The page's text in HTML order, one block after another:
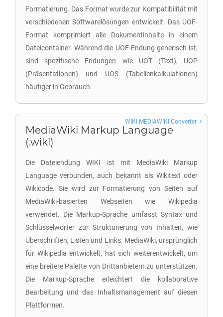
Formatierung. Das Format wurde zur Kompatibilität mit
verschiedenen Softwarelösungen entwickelt. Das UOF-
Format komprimiert alle Dokumentinhalte in einem
Dateicontainer. Während die UOF-Endung generisch ist,
sind spezifische Endungen wie UOT (Text), UOP
(Präsentationen) und UOS (Tabellenkalkulationen)
häufiger in Gebrauch.
MediaWiki Markup Language
(.wiki)
Die Dateiendung WIKI ist mit MediaWiki Markup
Language verbunden, auch bekannt als Wikitext oder
Wikicode. Sie wird zur Formatierung von Seiten auf
MediaWiki-basierten Webseiten wie Wikipedia
verwendet. Die Markup-Sprache umfasst Syntax und
Schlüsselwörter zur Strukturierung von Inhalten, wie
Überschriften, Listen und Links. MediaWiki, ursprünglich
für Wikipedia entwickelt, hat sich weiterentwickelt, um
eine breitere Palette von Drittanbietern zu unterstützen.
Die Markup-Sprache erleichtert die kollaborative
Bearbeitung und das Inhaltsmanagement auf diesen
Plattformen.
WIKI MEDIAWIKI Converter